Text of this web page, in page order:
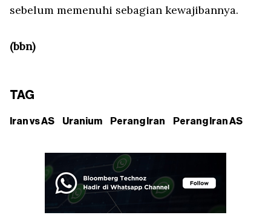
sebelum memenuhi sebagian kewajibannya.
(bbn)
TAG
Iran vs AS Uranium Perang Iran Perang Iran AS